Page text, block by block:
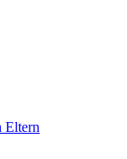
Eltern